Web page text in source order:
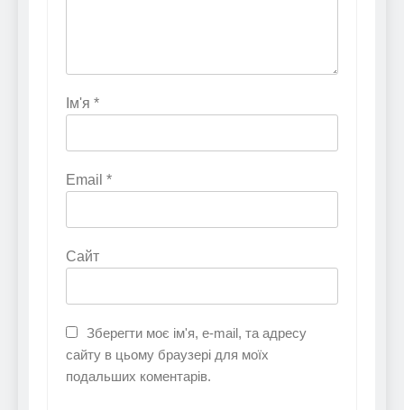
Ім'я *
Email *
Сайт
Зберегти моє ім'я, e-mail, та адресу
сайту в цьому браузері для моїх
подальших коментарів.